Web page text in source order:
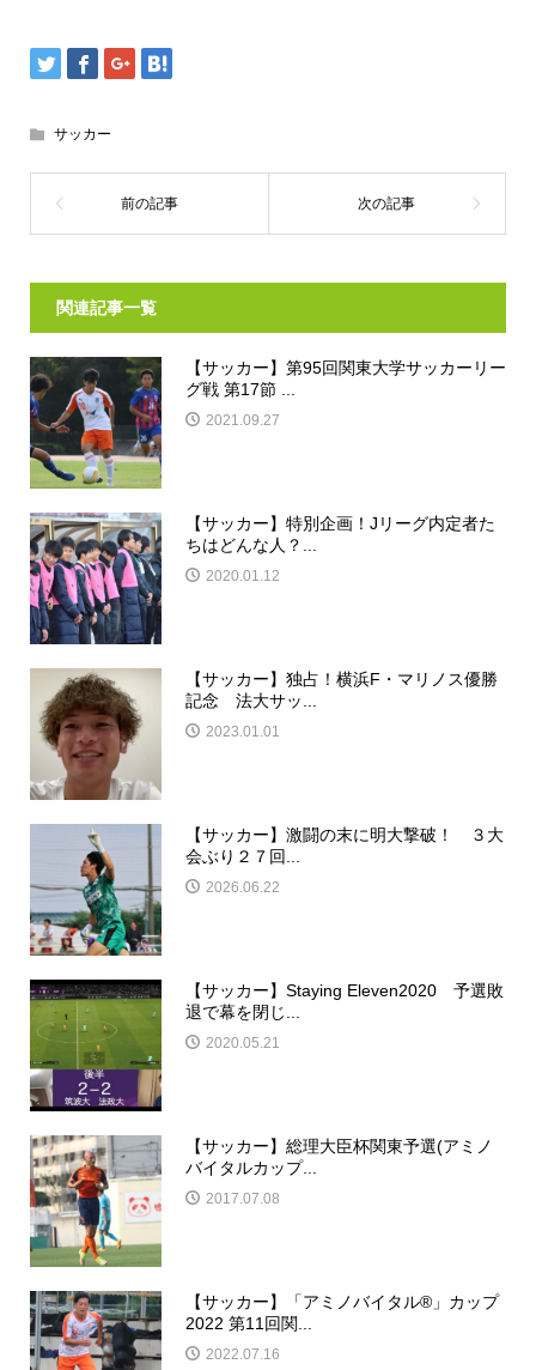
サッカー
関連記事一覧
【サッカー】第95回関東大学サッカーリー
グ戦 第17節 ...
2021.09.27
【サッカー】特別企画！Jリーグ内定者た
ちはどんな人？...
2020.01.12
【サッカー】独占！横浜F・マリノス優勝
記念 法大サッ...
2023.01.01
【サッカー】激闘の末に明大撃破！ ３大
会ぶり２７回...
2026.06.22
【サッカー】Staying Eleven2020 予選敗
退で幕を閉じ...
2020.05.21
【サッカー】総理大臣杯関東予選(アミノ
バイタルカップ...
2017.07.08
【サッカー】「アミノバイタル®︎」カップ
2022 第11回関...
2022.07.16